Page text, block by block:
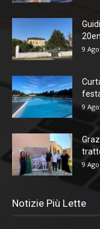
9
9
9
Notizie Più Lette